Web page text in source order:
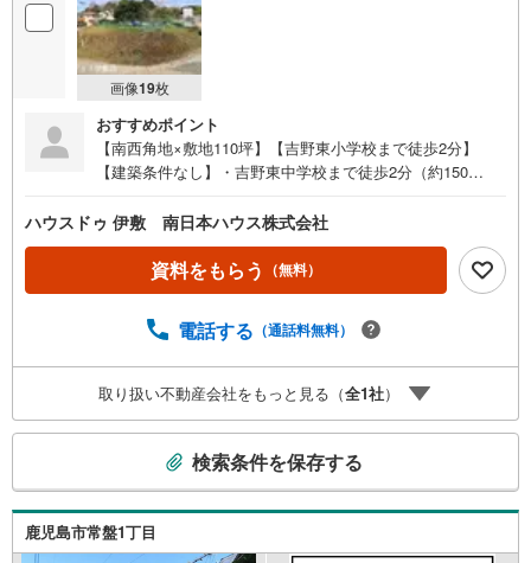
画像19枚
おすすめポイント
【南西角地×敷地110坪】【吉野東小学校まで徒歩2分】
【建築条件なし】・吉野東中学校まで徒歩2分（約150
野東小学校まで徒歩2分（約100m）・吉野東中学校まで徒
歩2分（約150m）・吉野東公園まで徒歩4分（約280m）・
ありきストアーまで徒歩12分（約900m）・菖蒲谷郵便局ま
で徒歩12分（約920m）・ローソン吉野菖蒲谷店まで徒歩16
m）・よしや交通まで徒歩19分（約1470m）・ファミリー
ひらやままで徒歩20分（約1560m） 買替の方、自己資金の
少ない方、勤続年数短い方、自営業の方住宅ローンにご不
安のある方、他社で住宅ローンに落ちてしまった方など、
お気軽にご相談ください
ハウスドゥ 伊敷 南日本ハウス株式会社
資料をもらう （無料）
電話する （通話料無料）
取り扱い不動産会社をもっと見る（全1社）
検
索
条
検索条件を保存する
鹿児島市常盤1丁目